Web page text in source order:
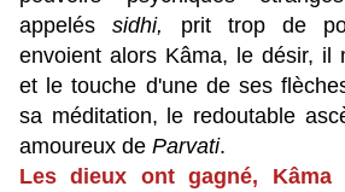
appeléssidhi,
prit trop de
envoient alors Kâma, le désir, il
et le touche d'une de ses
sa méditation, le redoutable
amoureux de Parvati.
Les dieux ont gagné,